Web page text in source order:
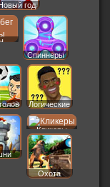
Новый год
Спиннеры
Логические
Кликеры
Охота